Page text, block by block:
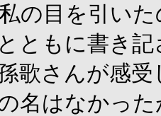
の目を引いた
ともに書き
歌さんが感
名はなかっ